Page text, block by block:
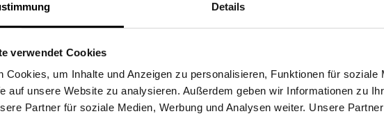
Details
verwendet Cookies
Cookies, um Inhalte und Anzeigen zu personalisieren, Funktionen für soziale
auf unsere Website zu analysieren. Außerdem geben wir Informationen zu
Partner für soziale Medien, Werbung und Analysen weiter. Unsere
Sind Sie Gewerbetreibender?
Ich bestätige, dass ich Gewerbetreibender bin. Alle Preise werden netto